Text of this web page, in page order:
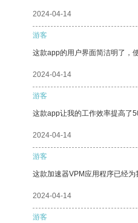
2024-04-14
游客
这款app的用户界面简洁明了，
2024-04-14
游客
这款app让我的工作效率提高了
2024-04-14
游客
这款加速器VPM应用程序已经为
2024-04-14
游客